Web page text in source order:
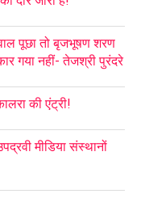
पूछा तो बृजभूषण शरण
गया नहीं- तेजश्री पुरंदरे
की एंट्री!
मीडिया संस्थानों